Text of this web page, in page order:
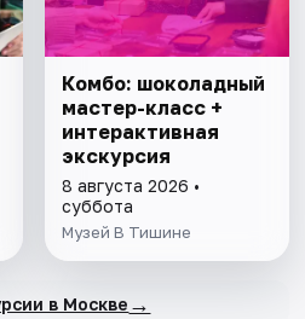
Комбо: шоколадный
мастер-класс +
интерактивная
экскурсия
8 августа 2026 •
суббота
Музей В Тишине
в Москве →